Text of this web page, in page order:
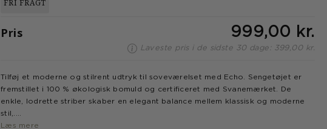
FRI FRAGT
Pris 999,00 kr.
Laveste pris i de sidste 30 dage: 399,00 kr.
Tilføj et moderne og stilrent udtryk til soveværelset med Echo. Sengetøjet er
fremstillet i 100 % økologisk bomuld og certificeret med Svanemærket. De
enkle, lodrette striber skaber en elegant balance mellem klassisk og moderne
stil,.
2 sæt.
Læs mere